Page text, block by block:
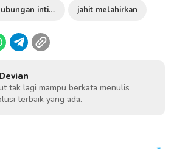
berhubungan intim setelah melahirkan jahit melahirkan
tak lagi mampu berkata menulis
terbaik yang ada.